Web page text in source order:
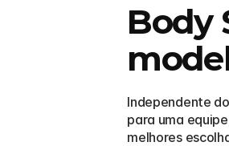
Body
Independente
para uma
melhores